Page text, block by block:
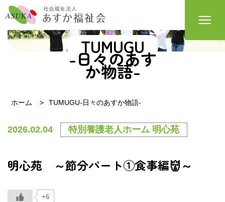
TUMUGU
-日々のあす
か物語-
ホーム TUMUGU-日々のあすか物語-
2026.02.04 特別養護老人ホーム 明心苑
明心苑 ～節分パート①食事編👹～
+6